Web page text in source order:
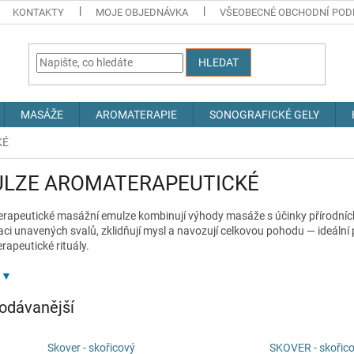
KONTAKTY MOJE OBJEDNÁVKA VŠEOBECNÉ OBCHODNÍ
HLEDAT
MASÁŽE AROMATERAPIE SONOGRAFICKÉ GELY
AROMATERAPEUTICKÉ
masážní emulze kombinují výhody masáže s účinky
unavených svalů, zklidňují mysl a navozují celkovou pohodu —
rituály.
Skover - skořicový
SKOVER -